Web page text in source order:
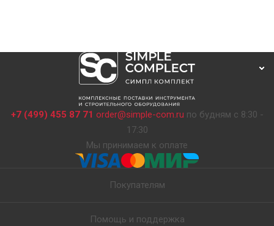
+7 (499) 455 87 71 order@simple-com.ru по будням с 8:30 -
17:30
Мы принимаем к оплате
Покупателям
Помощь и поддержка